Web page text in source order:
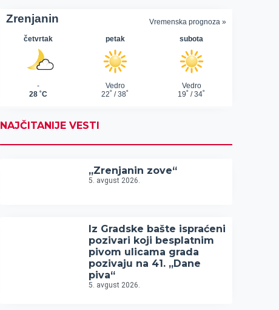
NAJČITANIJE VESTI
„Zrenjanin zove“
5. avgust 2026.
Iz Gradske bašte ispraćeni
pozivari koji besplatnim
pivom ulicama grada
pozivaju na 41. „Dane
piva“
5. avgust 2026.